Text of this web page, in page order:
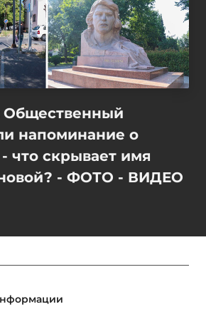
Общественный
напоминание о
что скрывает имя
- ФОТО - ВИДЕО